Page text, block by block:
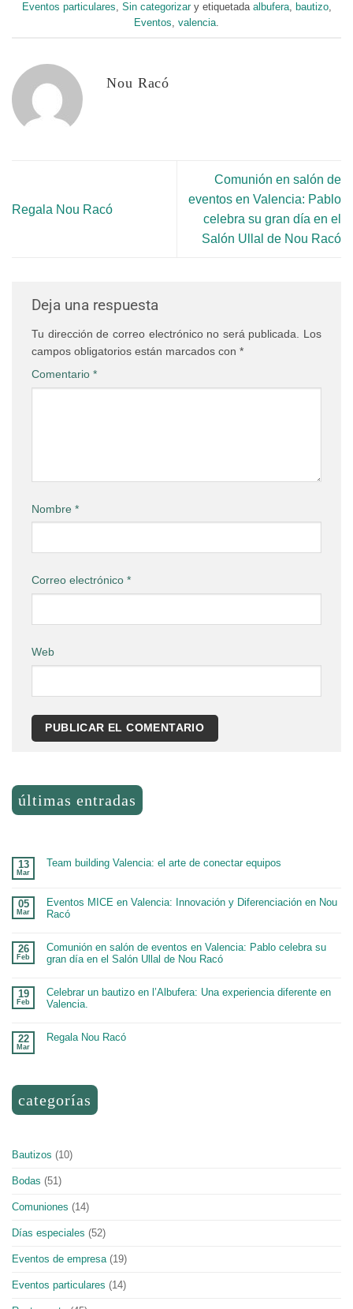
Eventos particulares, Sin categorizary etiquetada albufera, bautizo,
Eventos, valencia.
Nou Racó
Regala Nou Racó
Comunión en salón de
eventos en Valencia: Pablo
celebra su gran día en el
Salón Ullal de Nou Racó
Deja una respuesta
Tu dirección de correo electrónico no será publicada.
Los
campos obligatorios están marcados con *
Comentario *
Nombre *
Correo electrónico *
Web
últimas entradas
13
Mar
Team building Valencia: el arte de conectar equipos
en
Team
building
de
equipos
05
Mar
Eventos MICE en Valencia: Innovación y Diferenciación en Nou
Racó
comentarios
en
Eventos
MICE
Innovación
y
Diferenciación
26
Feb
Comunión en salón de eventos en Valencia: Pablo celebra su
gran día en el Salón Ullal de Nou Racó
comentarios
en
Comunión
eventos
en
en
el
Salón
19
Feb
Celebrar un bautizo en l’Albufera: Una experiencia diferente en
Valencia.
comentarios
en
experiencia
diferente
22
Mar
Regala Nou Racó
Racó
categorías
Bautizos (10)
Bodas (51)
Comuniones (14)
Días especiales (52)
Eventos de empresa (19)
Eventos particulares (14)